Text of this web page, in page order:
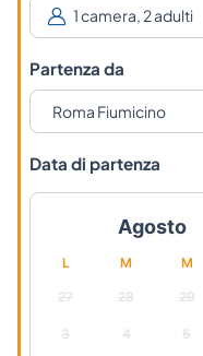
Partenza da
Data di partenza
L M M
27 28 29
3 4 5